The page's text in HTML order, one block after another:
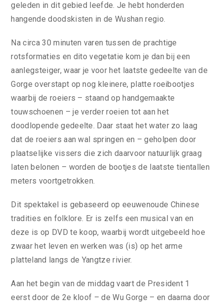
geleden in dit gebied leefde. Je hebt honderden
hangende doodskisten in de Wushan regio.
Na circa 30 minuten varen tussen de prachtige
rotsformaties en dito vegetatie kom je dan bij een
aanlegsteiger, waar je voor het laatste gedeelte van de
Gorge overstapt op nog kleinere, platte roeibootjes
waarbij de roeiers – staand op handgemaakte
touwschoenen – je verder roeien tot aan het
doodlopende gedeelte. Daar staat het water zo laag
dat de roeiers aan wal springen en – geholpen door
plaatselijke vissers die zich daarvoor natuurlijk graag
laten belonen – worden de bootjes de laatste tientallen
meters voortgetrokken.
Dit spektakel is gebaseerd op eeuwenoude Chinese
tradities en folklore. Er is zelfs een musical van en
deze is op DVD te koop, waarbij wordt uitgebeeld hoe
zwaar het leven en werken was (is) op het arme
platteland langs de Yangtze rivier.
Aan het begin van de middag vaart de President 1
eerst door de 2e kloof – de Wu Gorge – en daarna door